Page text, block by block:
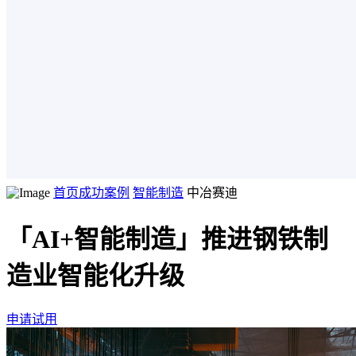
首页成功案例 智能制造 中冶赛迪
「AI+智能制造」推进钢铁制
造业智能化升级
申请试用